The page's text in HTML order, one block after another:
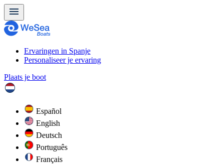
Ervaringen in Spanje
Personaliseer je ervaring
Plaats je boot
Español
English
Deutsch
Português
Français